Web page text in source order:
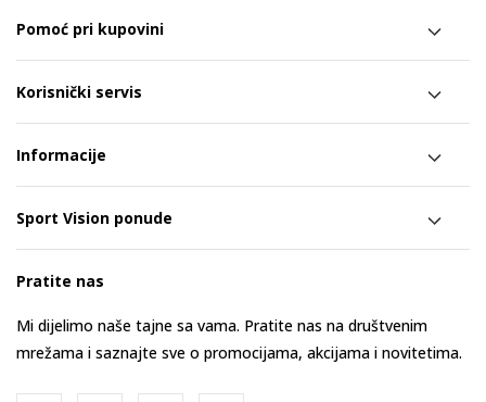
Pomoć pri kupovini
Korisnički servis
Informacije
Sport Vision ponude
Pratite nas
Mi dijelimo naše tajne sa vama. Pratite nas na društvenim
mrežama i saznajte sve o promocijama, akcijama i novitetima.